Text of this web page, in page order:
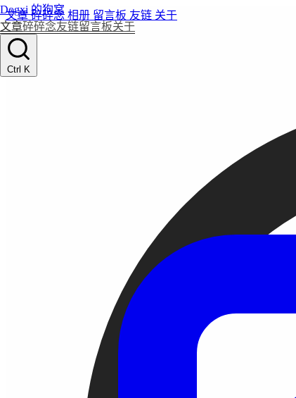
Dogxi 的狗窝
文章碎碎念友链留言板关于
Ctrl K
文章碎碎念 相册 留言板 友链 关于